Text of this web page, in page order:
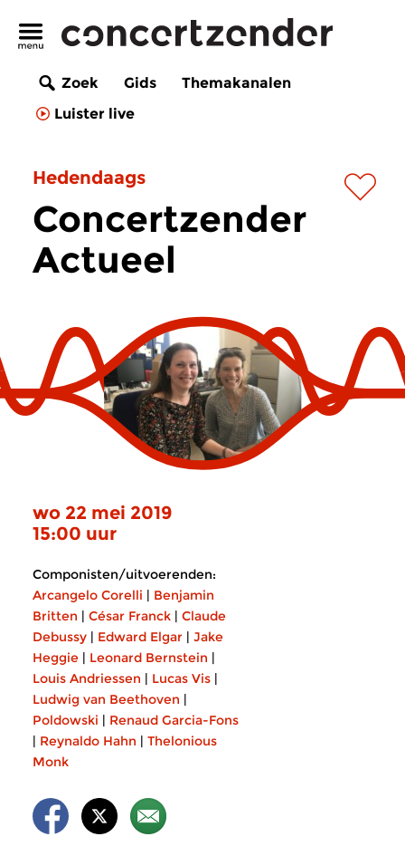
Zoek Gids
Themakanalen
Luister live
Hedendaags
Concertzender
Actueel
wo 22 mei 2019
15:00 uur
Componisten/uitvoerenden:
Arcangelo Corelli | Benjamin
Britten | César Franck | Claude
Debussy | Edward Elgar | Jake
Heggie | Leonard Bernstein |
Louis Andriessen | Lucas Vis |
Ludwig van Beethoven |
Poldowski | Renaud Garcia-Fons
| Reynaldo Hahn | Thelonious
Monk